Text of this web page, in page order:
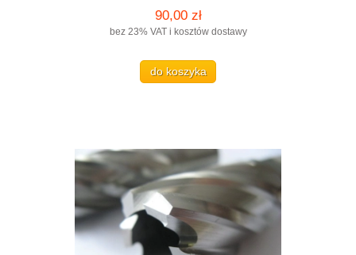
90,00 zł
bez 23% VAT i kosztów dostawy
do koszyka